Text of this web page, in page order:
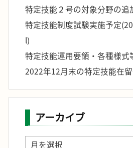
特定技能２号の対象分野の追
特定技能制度試験実施予定
l)
特定技能運用要領・各種様式
2022年12月末の特定技能在
アーカイブ
ア